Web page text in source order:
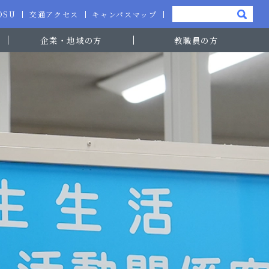
交通アクセス キャンパスマップ
企業・地域の方 教職員の方